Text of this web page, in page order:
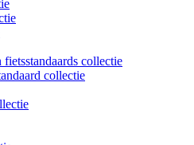
collectie
collectie